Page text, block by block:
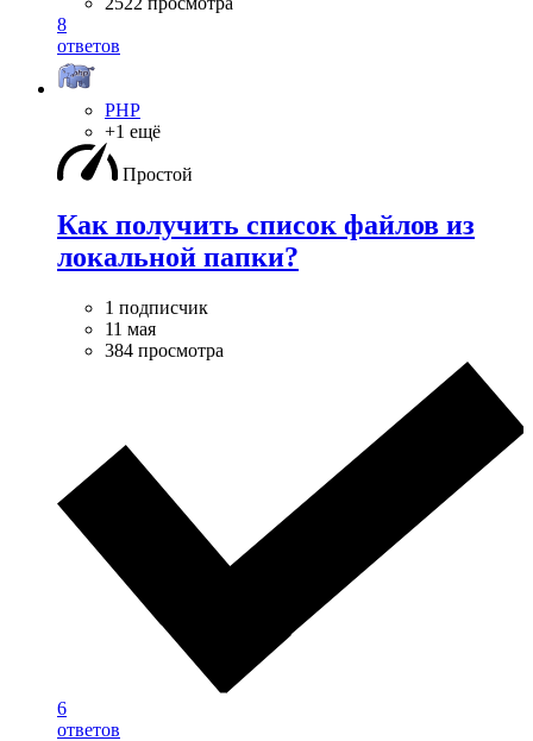
8
ответов
PHP
+1 ещё
Простой
Как получить список файлов из
локальной папки?
1 подписчик
11 мая
384 просмотра
6
ответов